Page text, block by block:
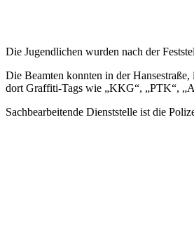
Die Jugendlichen wurden nach der
Die Beamten konnten in der
dort Graffiti-Tags wie „KKG“, „PTK“,
Sachbearbeitende Dienststelle ist die